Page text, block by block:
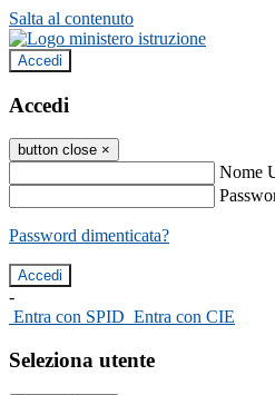
Salta al contenuto
Accedi
Accedi
button close ×
Nome
Password dimenticata?
-
Entra con SPID Entra con CIE
Seleziona utente